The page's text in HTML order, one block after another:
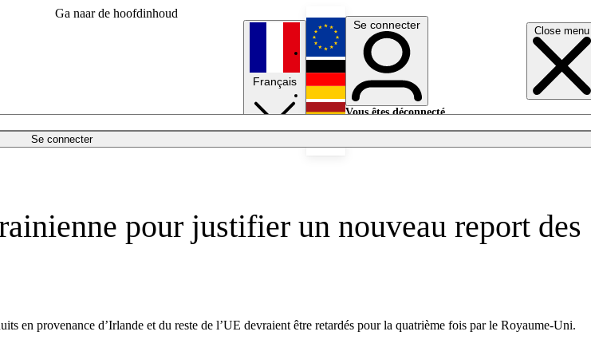
Ga naar de hoofdinhoud
Close menu
Se connecter
Français
English
Deutsch
Se connecter
Vous êtes déconnecté.
pour justifier un nouveau report des
en provenance d’Irlande et du reste de l’UE devraient être retardés pour la quatrième fois par le Royaume-Uni.